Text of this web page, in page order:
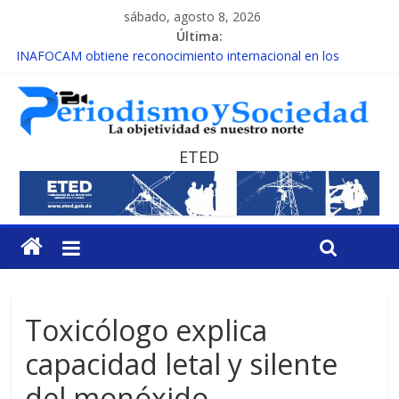
sábado, agosto 8, 2026
Última:
INAFOCAM obtiene reconocimiento internacional en los
15 de febrero de cada año es Día Nacional de la lucha contra el
cáncer infantil
EL ENFOQUE UNILATERAL DE LA COALICIÓN
MESCyT y Universidad Albizu apoyarán rehabilitación de
reclusos
MESCyT presenta calendario de Consulta Nacional por la
Educación
ETED
Toxicólogo explica
capacidad letal y silente